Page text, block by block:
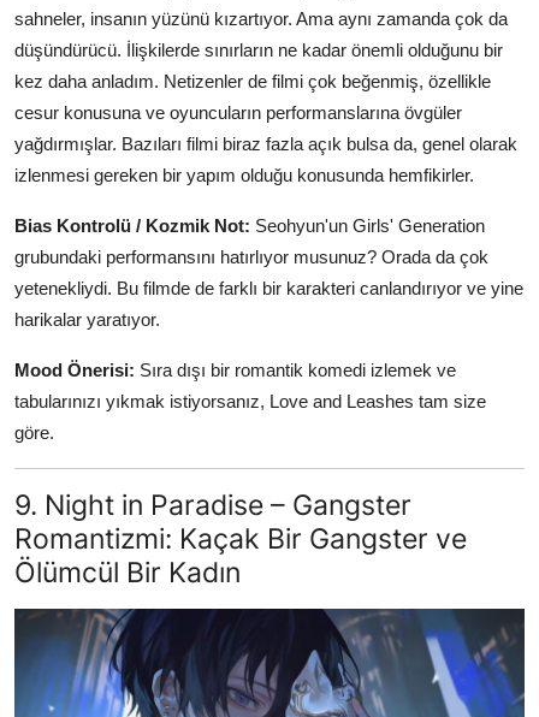
sahneler, insanın yüzünü kızartıyor. Ama aynı zamanda çok da
düşündürücü. İlişkilerde sınırların ne kadar önemli olduğunu bir
kez daha anladım. Netizenler de filmi çok beğenmiş, özellikle
cesur konusuna ve oyuncuların performanslarına övgüler
yağdırmışlar. Bazıları filmi biraz fazla açık bulsa da, genel olarak
izlenmesi gereken bir yapım olduğu konusunda hemfikirler.
Bias Kontrolü / Kozmik Not: Seohyun'un Girls' Generation
grubundaki performansını hatırlıyor musunuz? Orada da çok
yetenekliydi. Bu filmde de farklı bir karakteri canlandırıyor ve yine
harikalar yaratıyor.
Mood Önerisi: Sıra dışı bir romantik komedi izlemek ve
tabularınızı yıkmak istiyorsanız, Love and Leashes tam size
göre.
9. Night in Paradise – Gangster
Romantizmi: Kaçak Bir Gangster ve
Ölümcül Bir Kadın